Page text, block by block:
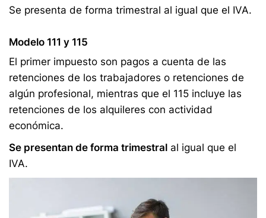
Se presenta de forma trimestral al igual que el IVA.
Modelo 111 y 115
El primer impuesto son pagos a cuenta de las
retenciones de los trabajadores o retenciones de
algún profesional, mientras que el 115 incluye las
retenciones de los alquileres con actividad
económica.
Se presentan de forma trimestral al igual que el
IVA.